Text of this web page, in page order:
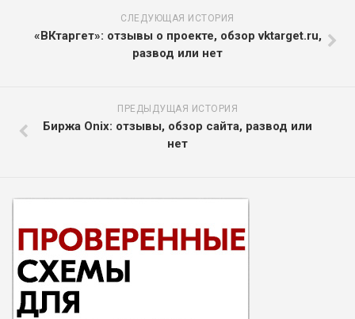
СЛЕДУЮЩАЯ ИСТОРИЯ
«ВКтаргет»: отзывы о проекте, обзор vktarget.ru,
развод или нет
ПРЕДЫДУЩАЯ ИСТОРИЯ
Биржа Onix: отзывы, обзор сайта, развод или
нет